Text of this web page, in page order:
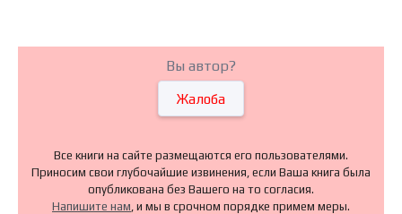
Вы автор?
Жалоба
Все книги на сайте размещаются его пользователями.
Приносим свои глубочайшие извинения, если Ваша книга была
опубликована без Вашего на то согласия.
Напишите нам , и мы в срочном порядке примем меры.